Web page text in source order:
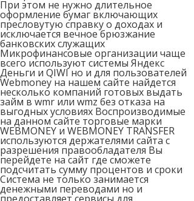
При этом не нужно длительное
оформление бумаг включающих
пресловутую справку о доходах и
исключается вечное брюзжание
банковских служащих
Микрофинансовые организации чаще
всего используют системы Яндекс
Деньги и QIWI но и для пользователей
Webmoney на нашем сайте найдется
несколько компаний готовых выдать
займ в wmr или wmz без отказа на
выгодных условиях Воспроизводимые
на данном сайте торговые марки
WEBMONEY и WEBMONEY TRANSFER
используются держателями сайта с
разрешения правообладателя Вы
перейдете на сайт где сможете
подсчитать сумму процентов и сроки
Система не только занимается
денежными переводами но и